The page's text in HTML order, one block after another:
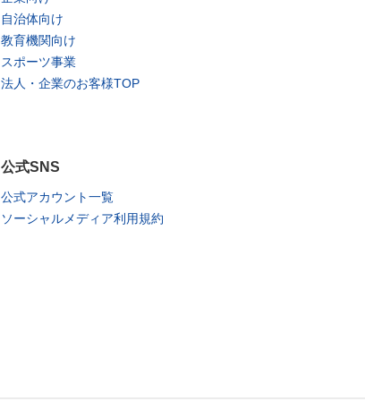
自治体向け
教育機関向け
スポーツ事業
法人・企業のお客様TOP
公式SNS
公式アカウント一覧
ソーシャルメディア利用規約